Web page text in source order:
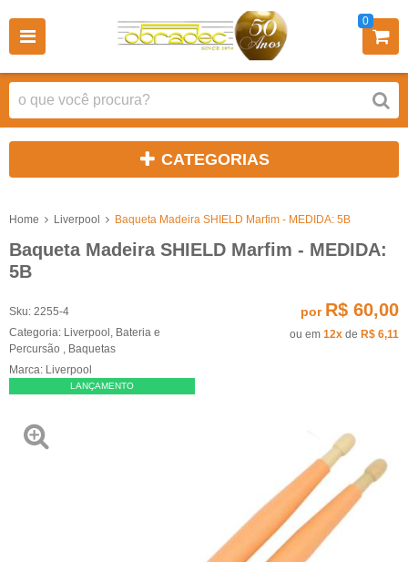
0
CATEGORIAS
Home Liverpool Baqueta Madeira SHIELD Marfim - MEDIDA: 5B
Baqueta Madeira SHIELD Marfim - MEDIDA:
5B
Sku: 2255-4
Categoria: Liverpool Bateria e
Percursão
Baquetas
Marca: Liverpool
LANÇAMENTO
por R$ 60,00
ou em 12x de R$ 6,11